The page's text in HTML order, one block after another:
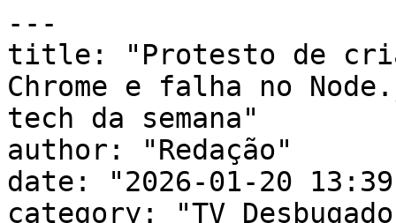
---
title: "Protesto de
Chrome e falha no
tech da semana"
author: "Redação"
date: "2026-01-20
category: "TV